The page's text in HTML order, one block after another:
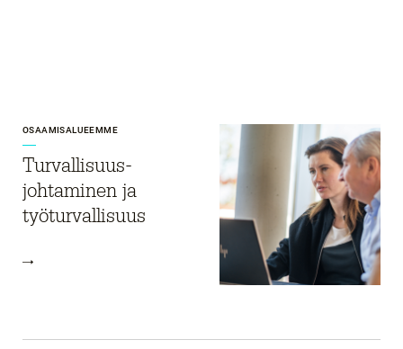
OSAAMISALUEEMME
Turvallisuus­
johtaminen ja
työturvallisuus